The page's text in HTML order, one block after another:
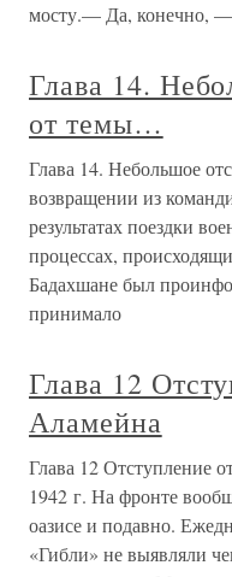
мосту.— Да, конечно,
Глава 14.
от темы…
Глава 14. Небольшое
возвращении из
результатах поездки
процессах,
Бадахшане был
принимало
Глава 12
Аламейна
Глава 12 Отступление
1942 г. На фронте
оазисе и подавно.
«Гибли» не выявляли